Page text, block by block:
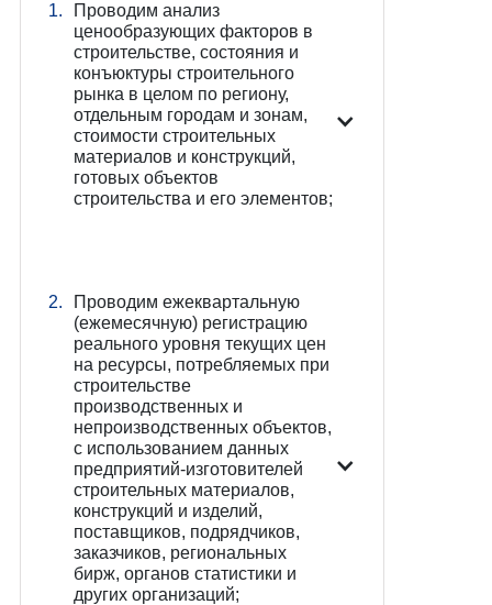
1.
Проводим анализ
ценообразующих факторов в
строительстве, состояния и
конъюктуры строительного
рынка в целом по региону,
отдельным городам и зонам,
стоимости строительных
материалов и конструкций,
готовых объектов
строительства и его элементов;
2.
Проводим ежеквартальную
(ежемесячную) регистрацию
реального уровня текущих цен
на ресурсы, потребляемых при
строительстве
производственных и
непроизводственных объектов,
с использованием данных
предприятий-изготовителей
строительных материалов,
конструкций и изделий,
поставщиков, подрядчиков,
заказчиков, региональных
бирж, органов статистики и
других организаций;